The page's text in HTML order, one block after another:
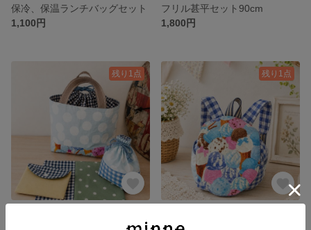
保冷、保温ランチバッグセット
1,100円
フリル甚平セット90cm
1,800円
残り1点 残り1点
1,800円